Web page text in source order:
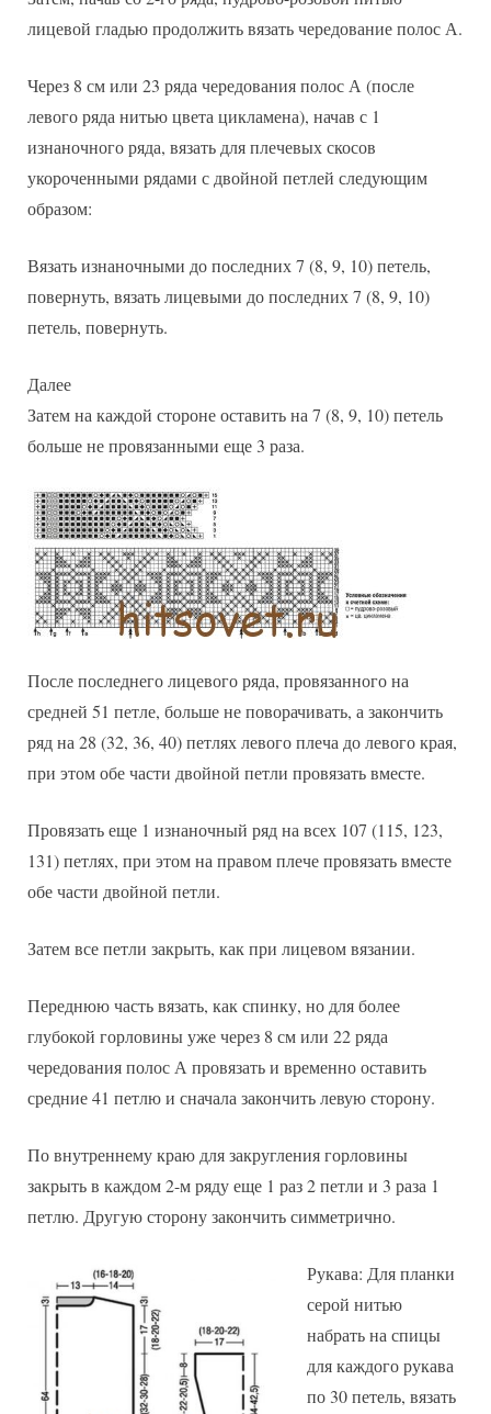
лицевой гладью продолжить вязать чередование полос А.
Через 8 см или 23 ряда чередования полос А (после
левого ряда нитью цвета цикламена), начав с 1
изнаночного ряда, вязать для плечевых скосов
укороченными рядами с двойной петлей следующим
образом:
Вязать изнаночными до последних 7 (8, 9, 10) петель,
повернуть, вязать лицевыми до последних 7 (8, 9, 10)
петель, повернуть.
Далее
Затем на каждой стороне оставить на 7 (8, 9, 10) петель
больше не провязанными еще 3 раза.
После последнего лицевого ряда, провязанного на
средней 51 петле, больше не поворачивать, а закончить
ряд на 28 (32, 36, 40) петлях левого плеча до левого края,
при этом обе части двойной петли провязать вместе.
Провязать еще 1 изнаночный ряд на всех 107 (115, 123,
131) петлях, при этом на правом плече провязать вместе
обе части двойной петли.
Затем все петли закрыть, как при лицевом вязании.
Переднюю часть вязать, как спинку, но для более
глубокой горловины уже через 8 см или 22 ряда
чередования полос А провязать и временно оставить
средние 41 петлю и сначала закончить левую сторону.
По внутреннему краю для закругления горловины
закрыть в каждом 2-м ряду еще 1 раз 2 петли и 3 раза 1
петлю. Другую сторону закончить симметрично.
Рукава: Для планки
серой нитью
набрать на спицы
для каждого рукава
по 30 петель, вязать